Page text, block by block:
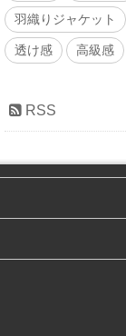
羽織りジャケット
透け感 高級感
RSS